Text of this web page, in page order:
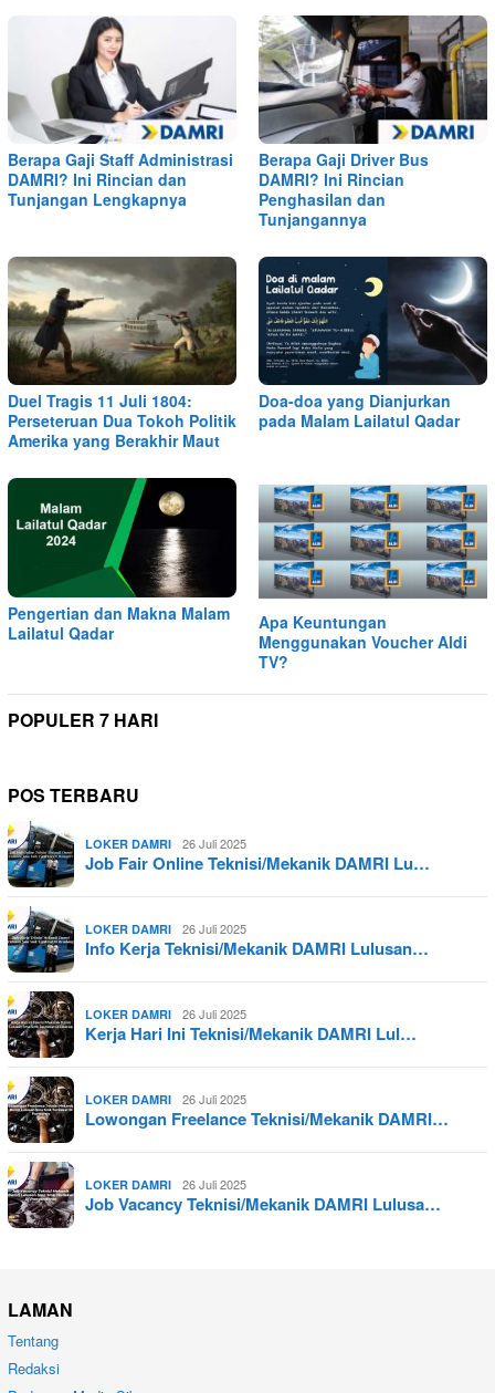
Berapa Gaji Staff Administrasi
DAMRI? Ini Rincian dan
Tunjangan Lengkapnya
Berapa Gaji Driver Bus
DAMRI? Ini Rincian
Penghasilan dan
Tunjangannya
Duel Tragis 11 Juli 1804:
Perseteruan Dua Tokoh Politik
Amerika yang Berakhir Maut
Doa-doa yang Dianjurkan
pada Malam Lailatul Qadar
Pengertian dan Makna Malam
Lailatul Qadar
Apa Keuntungan
Menggunakan Voucher Aldi
TV?
POPULER 7 HARI
POS TERBARU
LOKER DAMRI 26 Juli 2025
Job Fair Online Teknisi/Mekanik DAMRI Lu…
LOKER DAMRI 26 Juli 2025
Info Kerja Teknisi/Mekanik DAMRI Lulusan…
LOKER DAMRI 26 Juli 2025
Kerja Hari Ini Teknisi/Mekanik DAMRI Lul…
LOKER DAMRI 26 Juli 2025
Lowongan Freelance Teknisi/Mekanik DAMRI…
LOKER DAMRI 26 Juli 2025
Job Vacancy Teknisi/Mekanik DAMRI Lulusa…
LAMAN
Tentang
Redaksi